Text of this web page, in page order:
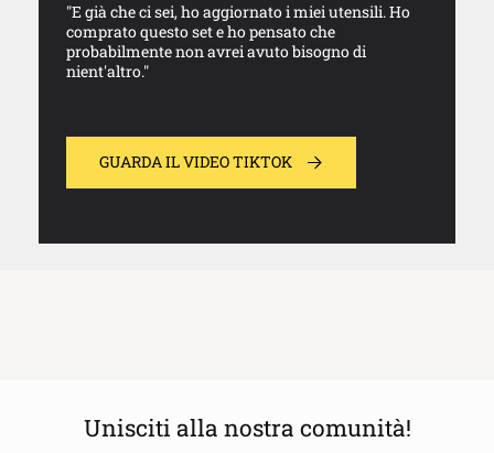
"E già che ci sei, ho aggiornato i miei utensili. Ho
comprato questo set e ho pensato che
probabilmente non avrei avuto bisogno di
nient'altro."
GUARDA IL VIDEO TIKTOK
Unisciti alla nostra comunità!